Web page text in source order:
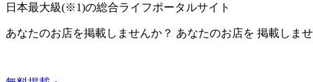
日本最大級(※1)の総合ライフポータルサイト
あなたのお店を掲載しませんか？ あなたのお店を 掲載しま